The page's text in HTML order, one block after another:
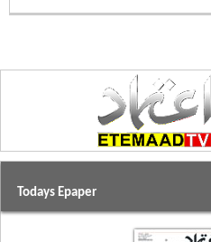
Todays Epaper